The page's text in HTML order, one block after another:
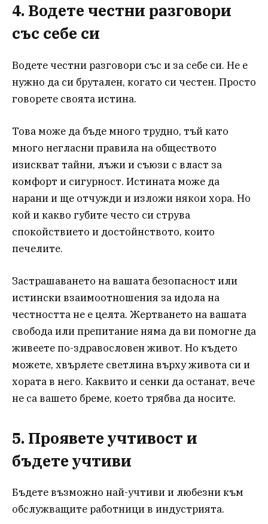
4. Водете честни разговори
със себе си
Водете честни разговори със и за себе си. Не е
нужно да си брутален, когато си честен. Просто
говорете своята истина.
Това може да бъде много трудно, тъй като
много негласни правила на обществото
изискват тайни, лъжи и съюзи с власт за
комфорт и сигурност. Истината може да
нарани и ще отчужди и изложи някои хора. Но
кой и какво губите често си струва
спокойствието и достойнството, които
печелите.
Застрашаването на вашата безопасност или
истински взаимоотношения за идола на
честността не е целта. Жертването на вашата
свобода или препитание няма да ви помогне да
живеете по-здравословен живот. Но където
можете, хвърлете светлина върху живота си и
хората в него. Каквито и сенки да останат, вече
не са вашето бреме, което трябва да носите.
5. Проявете учтивост и
бъдете учтиви
Бъдете възможно най-учтиви и любезни към
обслужващите работници в индустрията.